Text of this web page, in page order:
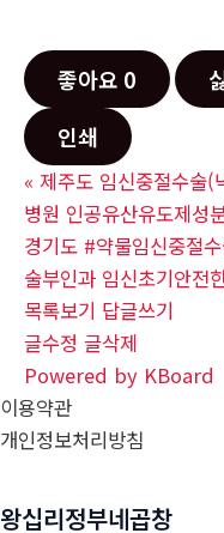
좋아요 0
인쇄
« 제주도 임신중절수술(
병원 인공유산유도제성
경기도 #약물임신중절
술부인과 임신초기안전
목록보기 답글쓰기
글수정 글삭제
Powered by KBoard
이용약관
개인정보처리방침
왕십리정부네곱창